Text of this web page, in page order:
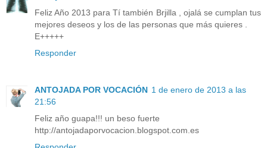
Feliz Año 2013 para Tí también Brjilla , ojalá se cumplan tus
mejores deseos y los de las personas que más quieres .
E+++++
Responder
ANTOJADA POR VOCACIÓN 1 de enero de 2013 a las
21:56
Feliz año guapa!!! un beso fuerte
http://antojadaporvocacion.blogspot.com.es